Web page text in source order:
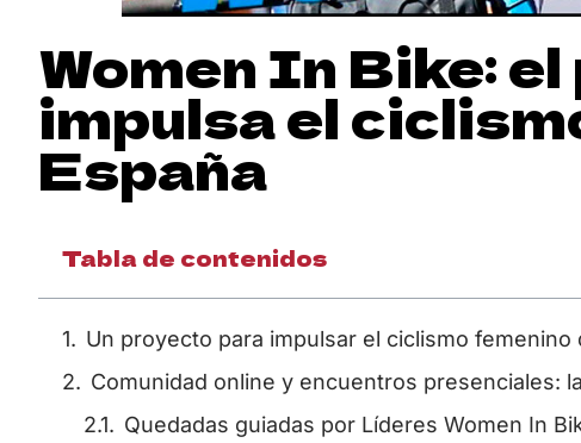
Women In Bike:
impulsa el
España
Tabla de contenidos
Un proyecto para impulsar el ciclismo femenino
Comunidad online y encuentros presenciales:
Quedadas guiadas por Líderes Women In